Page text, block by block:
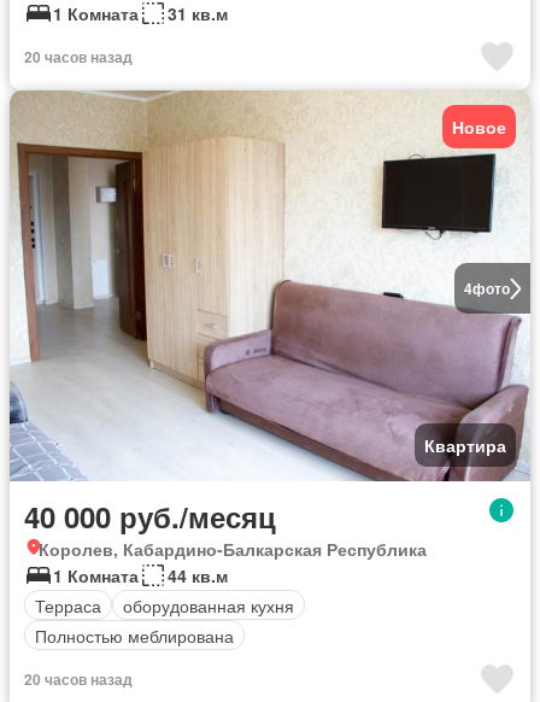
1 Комната
31 кв.м
20 часов назад
4фото
Новое
Квартира
40 000 руб./месяц
Королев, Кабардино-Балкарская Республика
1 Комната
44 кв.м
Терраса
оборудованная кухня
Полностью меблирована
20 часов назад